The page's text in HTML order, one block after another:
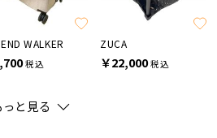
WALKER
税込
ZUCA
￥22,000税込
っと見る